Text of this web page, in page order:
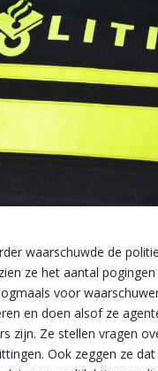
waarschuwde de
ze het aantal
voor
en doen alsof ze
zijn. Ze stellen vragen
Ook zeggen ze